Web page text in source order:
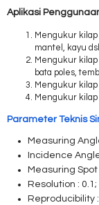
Aplikasi
Mengukur
mantel, kayu
Mengukur
bata poles,
Mengukur
Mengukur
Parameter Teknis
Measuring
Incidence Angle
Measuring Spot
Resolution : 0.1;
Reproducibility